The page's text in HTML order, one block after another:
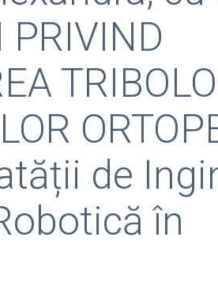
PRIVIND
de
în